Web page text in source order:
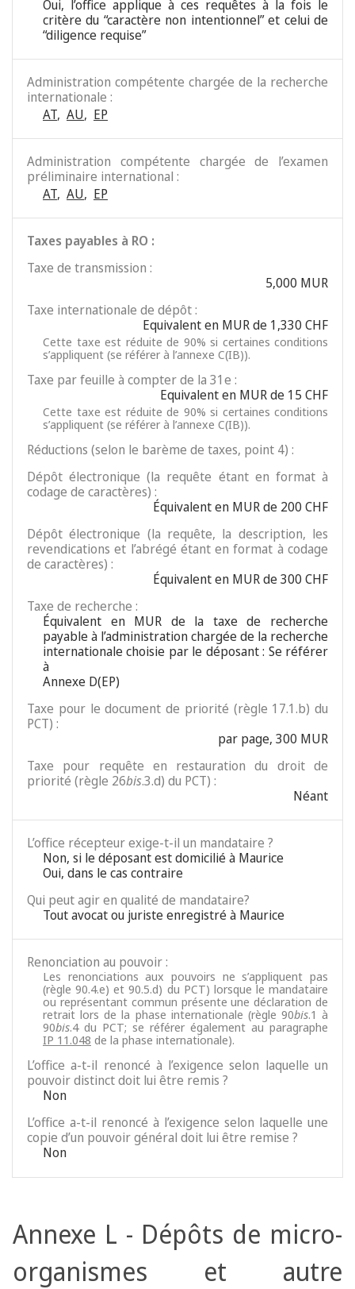
Oui, l’office applique à ces requêtes à la fois le
critère du “caractère non intentionnel” et celui de
“diligence requise”
Administration compétente chargée de la recherche
internationale :
AT, AU, EP
Administration compétente chargée de l’examen
préliminaire international :
AT, AU, EP
Taxes payables à RO :
Taxe de transmission :
5,000 MUR
Taxe internationale de dépôt :
Equivalent en MUR de 1,330 CHF
Cette taxe est réduite de 90% si certaines conditions
s’appliquent (se référer à l’annexe C(IB)).
Taxe par feuille à compter de la 31e :
Equivalent en MUR de 15 CHF
Cette taxe est réduite de 90% si certaines conditions
s’appliquent (se référer à l’annexe C(IB)).
Réductions (selon le barème de taxes, point 4) :
Dépôt électronique (la requête étant en format à
codage de caractères) :
Équivalent en MUR de 200 CHF
Dépôt électronique (la requête, la description, les
revendications et l’abrégé étant en format à codage
de caractères) :
Équivalent en MUR de 300 CHF
Taxe de recherche :
Équivalent en MUR de la taxe de recherche
payable à l’administration chargée de la recherche
internationale choisie par le déposant : Se référer
à
Annexe D(EP)
Taxe pour le document de priorité (règle 17.1.b) du
PCT) :
par page, 300 MUR
Taxe pour requête en restauration du droit de
priorité (règle 26bis.3.d) du PCT) :
Néant
L’office récepteur exige-t-il un mandataire ?
Non, si le déposant est domicilié à Maurice
Oui, dans le cas contraire
Qui peut agir en qualité de mandataire?
Tout avocat ou juriste enregistré à Maurice
Renonciation au pouvoir :
Les renonciations aux pouvoirs ne s’appliquent pas
(règle 90.4.e) et 90.5.d) du PCT) lorsque le mandataire
ou représentant commun présente une déclaration de
retrait lors de la phase internationale (règle 90bis.1 à
90bis.4 du PCT; se référer également au paragraphe
IP 11.048 de la phase internationale).
L’office a-t-il renoncé à l’exigence selon laquelle un
pouvoir distinct doit lui être remis ?
Non
L’office a-t-il renoncé à l’exigence selon laquelle une
copie d’un pouvoir général doit lui être remise ?
Non
Annexe L - Dépôts de micro-
organismes et autre